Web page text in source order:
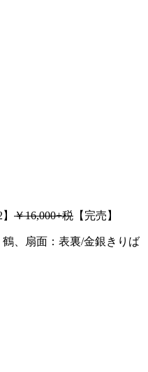
￥16,000+税 【完売】
鶴、扇面：表裏/金銀きりば